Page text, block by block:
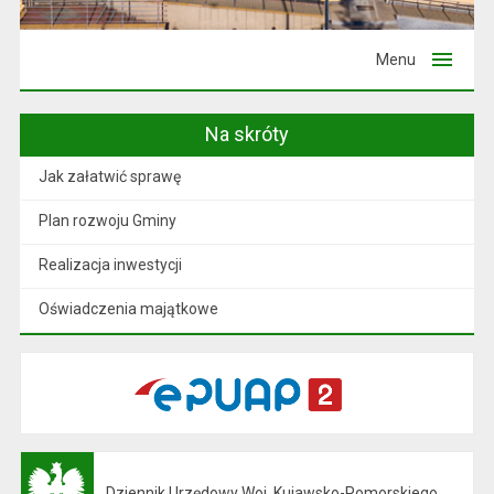
Menu
Na skróty
Jak załatwić sprawę
Plan rozwoju Gminy
Realizacja inwestycji
Oświadczenia majątkowe